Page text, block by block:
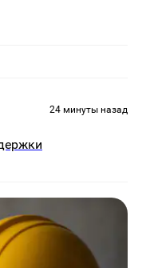
24 минуты назад